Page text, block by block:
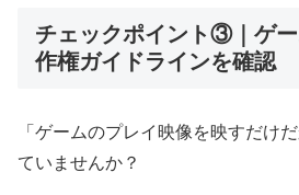
チェックポイント③｜ゲ
作権ガイドラインを確認
「ゲームのプレイ映像を映すだけ
ていませんか？